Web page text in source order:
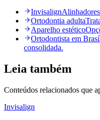
Invisalign
Ortodontia adulta
Aparelho estético
Ortodontista em
consolidada.
Leia também
Conteúdos relacionados que
Invisalign